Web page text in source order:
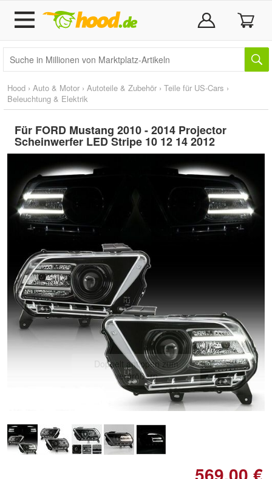
Hood › Auto & Motor › Autoteile & Zubehör › Teile für US-Cars ›
Beleuchtung & Elektrik
Für FORD Mustang 2010 - 2014 Projector
Scheinwerfer LED Stripe 10 12 14 2012
Doppelt antippen zum
vergrößern